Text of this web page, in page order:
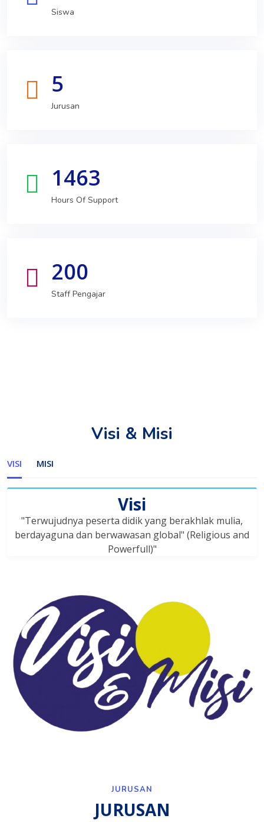
Siswa
5
Jurusan
1463
Hours Of Support
200
Staff Pengajar
Visi & Misi
VISI MISI
Visi
"Terwujudnya peserta didik yang berakhlak mulia,
berdayaguna dan berwawasan global" (Religious and
Powerfull)"
JURUSAN
JURUSAN